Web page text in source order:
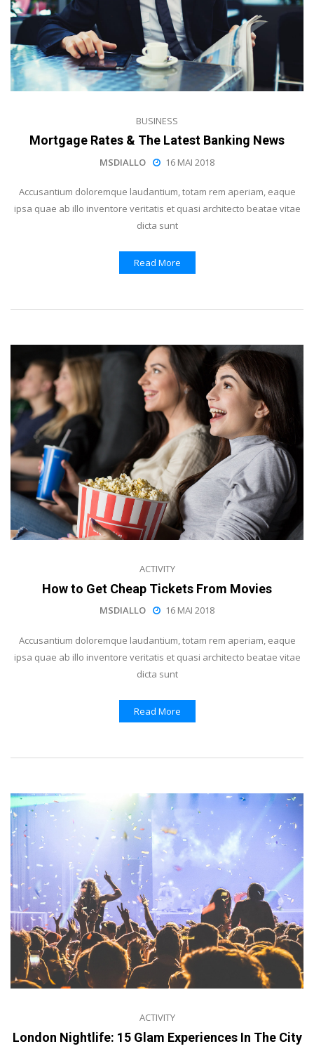
BUSINESS
Mortgage Rates & The Latest Banking News
MSDIALLO 16 MAI 2018
Accusantium doloremque laudantium, totam rem aperiam, eaque
ipsa quae ab illo inventore veritatis et quasi architecto beatae vitae
dicta sunt
Read More
ACTIVITY
How to Get Cheap Tickets From Movies
MSDIALLO 16 MAI 2018
Accusantium doloremque laudantium, totam rem aperiam, eaque
ipsa quae ab illo inventore veritatis et quasi architecto beatae vitae
dicta sunt
Read More
ACTIVITY
London Nightlife: 15 Glam Experiences In The City